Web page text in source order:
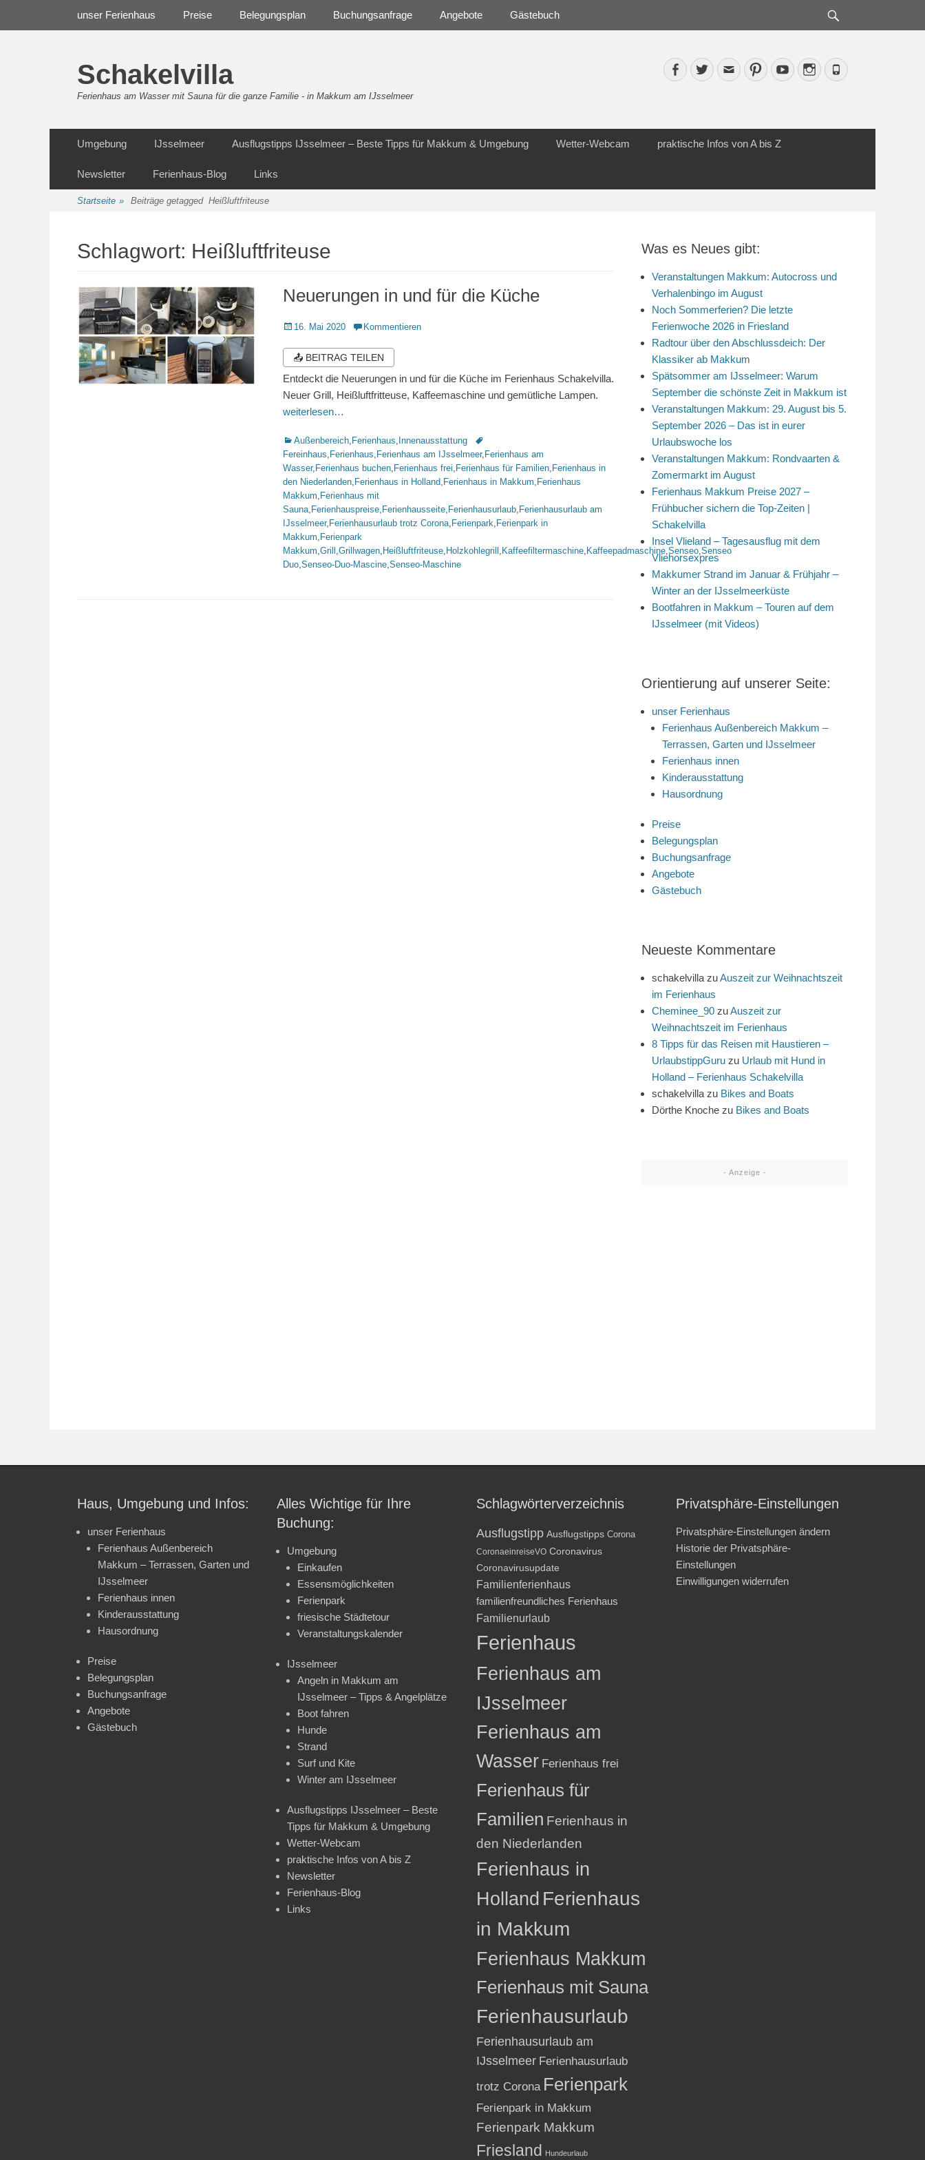
unser Ferienhaus Preise Belegungsplan Buchungsanfrage Angebote Gästebuch
Schakelvilla
Ferienhaus am Wasser mit Sauna für die ganze Familie - in Makkum am IJsselmeer
Facebook
TwitterEmailPinterestYouTubeInstagram
Phone
Inhalt
Umgebung IJsselmeer Ausflugstipps IJsselmeer – Beste Tipps für Makkum & Umgebung Wetter-Webcam praktische Infos von A bis Z
Newsletter Ferienhaus-Blog Links
Startseite » Beiträge getagged Heißluftfriteuse
Schlagwort: Heißluftfriteuse
Neuerungen in und für die Küche
Veröffentlicht
16. Mai 2020 Kommentieren
📤 BEITRAG TEILEN
Entdeckt die Neuerungen in und für die Küche im Ferienhaus Schakelvilla.
Neuer Grill, Heißluftfritteuse, Kaffeemaschine und gemütliche Lampen.
weiterlesen…
Kategorien
Außenbereich, Ferienhaus, Innenausstattung
Schlagworte
Fereinhaus, Ferienhaus, Ferienhaus am IJsselmeer, Ferienhaus am
Wasser, Ferienhaus buchen, Ferienhaus frei, Ferienhaus für Familien, Ferienhaus in
den Niederlanden, Ferienhaus in Holland, Ferienhaus in Makkum, Ferienhaus
Makkum, Ferienhaus mit
Sauna, Ferienhauspreise, Ferienhausseite, Ferienhausurlaub, Ferienhausurlaub am
IJsselmeer, Ferienhausurlaub trotz Corona, Ferienpark, Ferienpark in
Makkum, Ferienpark
Makkum,Grill ,Grillwagen, Heißluftfriteuse, Holzkohlegrill , Kaffeefiltermaschine, Kaffeepadmaschine,Senseo,Senseo
Duo,Senseo-Duo-Mascine,Senseo-Maschine
Was es Neues gibt:
Veranstaltungen Makkum: Autocross und
Verhalenbingo im August
Noch Sommerferien? Die letzte
Ferienwoche 2026 in Friesland
Radtour über den Abschlussdeich: Der
Klassiker ab Makkum
Spätsommer am IJsselmeer: Warum
September die schönste Zeit in Makkum ist
Veranstaltungen Makkum: 29. August bis 5.
September 2026 – Das ist in eurer
Urlaubswoche los
Veranstaltungen Makkum: Rondvaarten &
Zomermarkt im August
Ferienhaus Makkum Preise 2027 –
Frühbucher sichern die Top-Zeiten |
Schakelvilla
Insel Vlieland – Tagesausflug mit dem
Vliehorsexpres
Makkumer Strand im Januar & Frühjahr –
Winter an der IJsselmeerküste
Bootfahren in Makkum – Touren auf dem
IJsselmeer (mit Videos)
Orientierung auf unserer Seite:
unser Ferienhaus
Ferienhaus Außenbereich Makkum –
Terrassen, Garten und IJsselmeer
Ferienhaus innen
Kinderausstattung
Hausordnung
Preise
Belegungsplan
Buchungsanfrage
Angebote
Gästebuch
Neueste Kommentare
schakelvilla zuAuszeit zur Weihnachtszeit
im Ferienhaus
Cheminee_90 zuAuszeit zur
Weihnachtszeit im Ferienhaus
8 Tipps für das Reisen mit Haustieren –
UrlaubstippGuru zu Urlaub mit Hund in
Holland – Ferienhaus Schakelvilla
schakelvilla zu Bikes and Boats
Dörthe Knoche zu Bikes and Boats
- Anzeige -
Haus, Umgebung und Infos:
unser Ferienhaus
Ferienhaus Außenbereich
Makkum – Terrassen, Garten und
IJsselmeer
Ferienhaus innen
Kinderausstattung
Hausordnung
Preise
Belegungsplan
Buchungsanfrage
Angebote
Gästebuch
Alles Wichtige für Ihre
Buchung:
Umgebung
Einkaufen
Essensmöglichkeiten
Ferienpark
friesische Städtetour
Veranstaltungskalender
IJsselmeer
Angeln in Makkum am
IJsselmeer – Tipps & Angelplätze
Boot fahren
Hunde
Strand
Surf und Kite
Winter am IJsselmeer
Ausflugstipps IJsselmeer – Beste
Tipps für Makkum & Umgebung
Wetter-Webcam
praktische Infos von A bis Z
Newsletter
Ferienhaus-Blog
Links
Schlagwörterverzeichnis
Ausflugstipp Ausflugstipps Corona
CoronaeinreiseVO Coronavirus
Coronavirusupdate
Familienferienhaus
familienfreundliches Ferienhaus
Familienurlaub
Ferienhaus
Ferienhaus am
IJsselmeer
Ferienhaus am
Wasser Ferienhaus frei
Ferienhaus für
Familien Ferienhaus in
den Niederlanden
Ferienhaus in
Holland Ferienhaus
in Makkum
Ferienhaus Makkum
Ferienhaus mit Sauna
Ferienhausurlaub
Ferienhausurlaub am
IJsselmeer Ferienhausurlaub
trotz Corona Ferienpark
Ferienpark in Makkum
Ferienpark Makkum
Friesland Hundeurlaub
Privatsphäre-Einstellungen
Privatsphäre-Einstellungen ändern
Historie der Privatsphäre-
Einstellungen
Einwilligungen widerrufen